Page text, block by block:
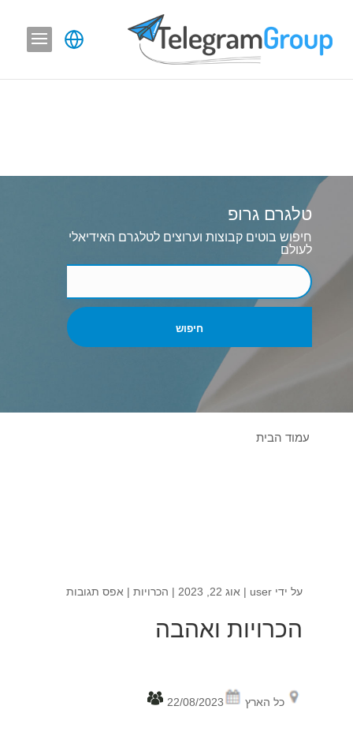
טלגרם גרופ
חיפוש בוטים קבוצות וערוצים לטלגרם האידיאלי
לעולם
עמוד הבית
על ידיuser
| אוג 22, 2023 | הכרויות | אפס תגובות
הכרויות ואהבה
כל הארץ 22/08/2023